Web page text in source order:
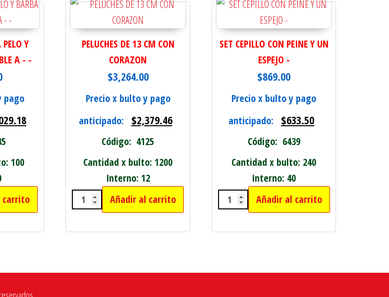
cantidad
Y
A - -
pago
100
PELO Y BARBA A PILA DOBLE A - - cantidad
carrito
PELUCHES DE 13 CM CON
CORAZON
$3,264.00
Precio x bulto y pago
anticipado:
$2,379.46
Código: 4125
Cantidad x bulto: 1200
Interno: 12
PELUCHES DE 13 CM CON CORAZON cantidad
Añadir al carrito
SET CEPILLO CON PEINE Y UN
ESPEJO -
$869.00
Precio x bulto y pago
anticipado:
$633.50
Código: 6439
Cantidad x bulto: 240
Interno: 40
SET CEPILLO CON PEINE Y UN
Añadir al carrito